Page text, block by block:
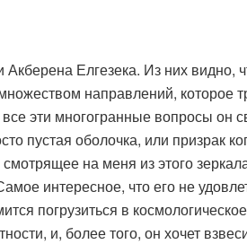
Елгезека. Из них видно,
направлений, которое
эти многогранные вопросы он
пустая оболочка, или призрак
на меня из этого
интересное, что его не
погрузиться в
и, более того, он хочет